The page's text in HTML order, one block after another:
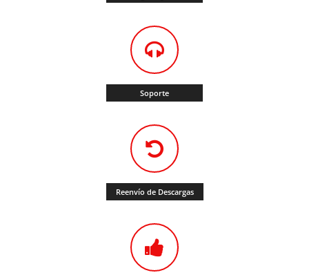
Soporte
Reenvío de Descargas